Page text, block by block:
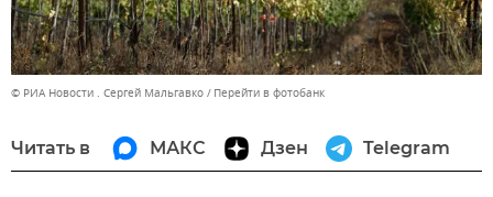
© РИА Новости . Сергей Мальгавко Перейти в фотобанк
Читать в МАКС Дзен Telegram